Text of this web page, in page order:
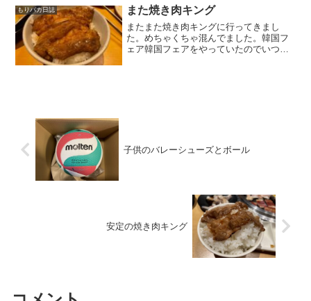
を無くして探しまくった経験があるの
で、鍵紛失防止も兼...
もりバカ日誌 また焼き肉キング
またまた焼き肉キングに行ってきまし
た。めちゃくちゃ混んでました。韓国フ
ェア韓国フェアをやっていたのでいつも
子供のバレーシューズとボール
安定の焼き肉キング